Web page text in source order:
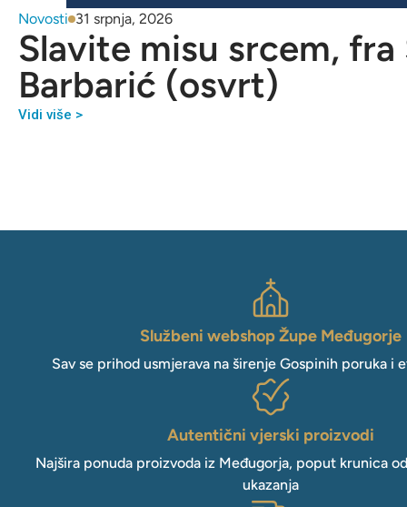
Novosti 31 srpnja, 2026
Slavite misu srcem, fra
Barbarić (osvrt)
Vidi više >
Službeni webshop Župe Međugorje
Sav se prihod usmjerava na širenje Gospinih poruka i
Autentični vjerski proizvodi
Najšira ponuda proizvoda iz Međugorja, poput krunica
ukazanja